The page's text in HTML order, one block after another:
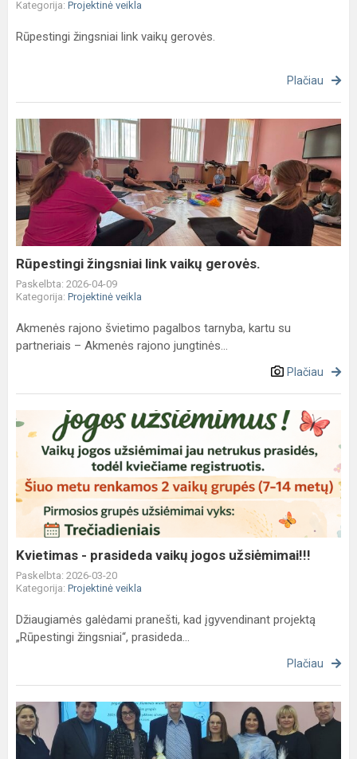
Kategorija: Projektinė veikla
Rūpestingi žingsniai link vaikų gerovės.
Plačiau
Rūpestingi
žingsniai
link
vaikų
gerovės.
Rūpestingi žingsniai link vaikų gerovės.
Paskelbta: 2026-04-09
Kategorija: Projektinė veikla
Akmenės rajono švietimo pagalbos tarnyba, kartu su
partneriais – Akmenės rajono jungtinės...
Plačiau
Kvietimas
prasideda
vaikų
jogos
užsiėmimai!!!
Kvietimas - prasideda vaikų jogos užsiėmimai!!!
Paskelbta: 2026-03-20
Kategorija: Projektinė veikla
Džiaugiamės galėdami pranešti, kad įgyvendinant projektą
„Rūpestingi žingsniai“, prasideda...
Plačiau
Projekto
„Rūpestingi
žingsniai“